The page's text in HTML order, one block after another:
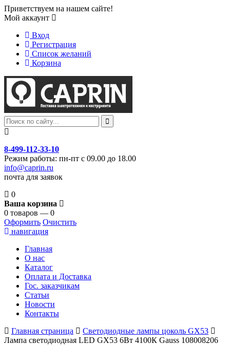
Приветствуем на нашем сайте!
Мой аккаунт
Вход
Регистрация
Список желаний
Корзина
8-499-112-33-10
Режим работы: пн-пт с 09.00 до 18.00
info@caprin.ru
почта для заявок
0
Ваша корзина
0 товаров — 0
Оформить Очистить
навигация
Главная
О нас
Каталог
Оплата и Доставка
Гос. заказчикам
Статьи
Новости
Контакты
Главная страница
Светодиодные лампы цоколь GX53
Лампа светодиодная LED GX53 6Вт 4100К Gauss 108008206